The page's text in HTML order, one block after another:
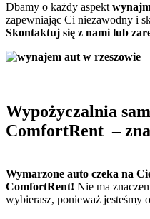
Dbamy o każdy aspekt
zapewniając Ci niezawodny i
Skontaktuj się z nami lub
Wypożyczalnia
ComfortRent–
Wymarzone auto czeka na
ComfortRent! Nie ma
wybierasz, ponieważ jesteśmy